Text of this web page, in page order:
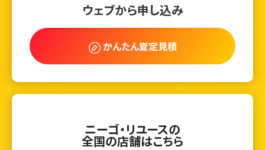
ウェブから申し込み
かんたん査定見積
ニーゴ・リユースの
全国の店舗はこちら